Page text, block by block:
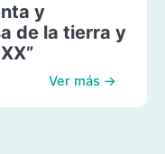
y
de la tierra y
Ver más →